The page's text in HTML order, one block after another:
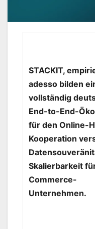
STACKIT,
adesso bilden
vollständig
End-to-End-
für den Online-
Kooperation
Skalierbarkeit
Commerce-
Unternehmen.